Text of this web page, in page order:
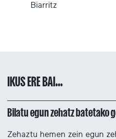
Biarritz
IKUS ERE BAI...
Bilatu egun zehatz batetako
Zehaztu hemen zein egun